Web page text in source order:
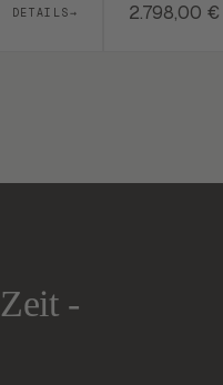
DETAILS→ 2.798,00 €
-